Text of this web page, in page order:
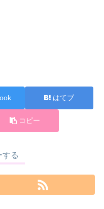
はてブ
コピー
する